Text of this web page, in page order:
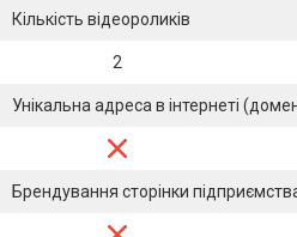
Кількість відеороликів
2
Унікальна адреса в інтернеті
Брендування сторінки